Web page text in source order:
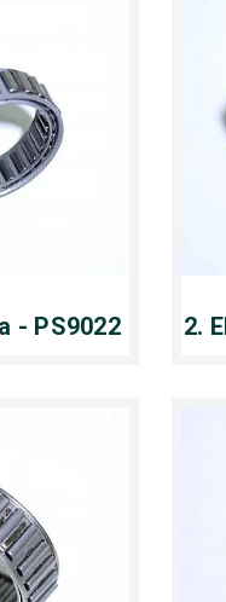
- PS9022 2.